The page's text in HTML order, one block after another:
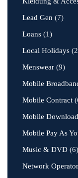
Lead Gen (7)
Loans (1)
Local Holidays
Menswear (9)
Mobile
Mobile Contract
Mobile
Mobile Pay As
Music & DVD (6)
Network